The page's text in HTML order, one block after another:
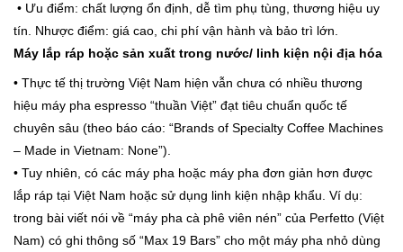
• Ưu điểm: chất lượng ổn định, dễ tìm phụ tùng, thương hiệu uy
tín. Nhược điểm: giá cao, chi phí vận hành và bảo trì lớn.
Máy lắp ráp hoặc sản xuất trong nước/ linh kiện nội địa hóa
• Thực tế thị trường Việt Nam hiện vẫn chưa có nhiều thương
hiệu máy pha espresso “thuần Việt” đạt tiêu chuẩn quốc tế
chuyên sâu (theo báo cáo: “Brands of Specialty Coffee Machines
– Made in Vietnam: None”).
• Tuy nhiên, có các máy pha hoặc máy pha đơn giản hơn được
lắp ráp tại Việt Nam hoặc sử dụng linh kiện nhập khẩu. Ví dụ:
trong bài viết nói về “máy pha cà phê viên nén” của Perfetto (Việt
Nam) có ghi thông số “Max 19 Bars” cho một máy pha nhỏ dùng